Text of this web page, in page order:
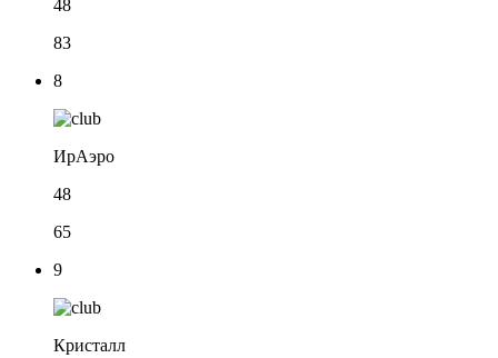
48
83
8
ИрАэро
48
65
9
Кристалл